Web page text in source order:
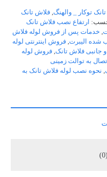
توکار _ والهنگ, فلاش تانک
ارتفاع نصب فلاش تانک
, خدمات پس از فروش لوله فلاش
شده الیبرت, فروش اینترنتی لوله
جانبی فلاش تانک, فروش لوله
به توالت زمینی
, نحوه نصب لوله فلاش تانک به